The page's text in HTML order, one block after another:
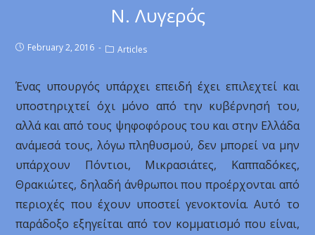
Ν. Λυγερός
February 2, 2016 Articles
Ένας υπουργός υπάρχει επειδή έχει επιλεχτεί και
υποστηριχτεί όχι μόνο από την κυβέρνησή του,
αλλά και από τους ψηφοφόρους του και στην Ελλάδα
ανάμεσά τους, λόγω πληθυσμού, δεν μπορεί να μην
υπάρχουν Πόντιοι, Μικρασιάτες, Καππαδόκες,
Θρακιώτες, δηλαδή άνθρωποι που προέρχονται από
περιοχές που έχουν υποστεί γενοκτονία. Αυτό το
παράδοξο εξηγείται από τον κομματισμό που είναι,